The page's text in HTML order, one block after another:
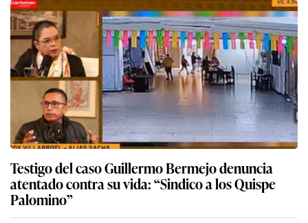
Testigo del caso Guillermo Bermejo denuncia
atentado contra su vida: “Sindico a los Quispe
Palomino”